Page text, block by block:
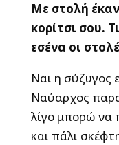
Με στολή
κορίτσι σου.
εσένα οι
Ναι η σύζυγος
Ναύαρχος
λίγο μπορώ να
και πάλι